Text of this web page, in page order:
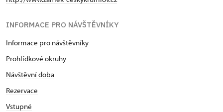
INFORMACE PRO NÁVŠTĚVNÍKY
Informace pro návštěvníky
Prohlídkové okruhy
Návštěvní doba
Rezervace
Vstupné